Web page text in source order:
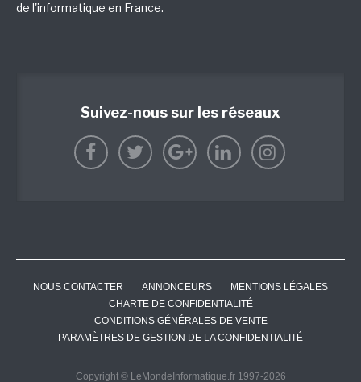
de l'informatique en France.
Suivez-nous sur les réseaux
NOUS CONTACTER ANNONCEURS
MENTIONS LÉGALES
CHARTE DE CONFIDENTIALITÉ
CONDITIONS GÉNÉRALES DE VENTE
PARAMÈTRES DE GESTION DE LA CONFIDENTIALITÉ
Copyright © LeMondeInformatique.fr 1997-2026